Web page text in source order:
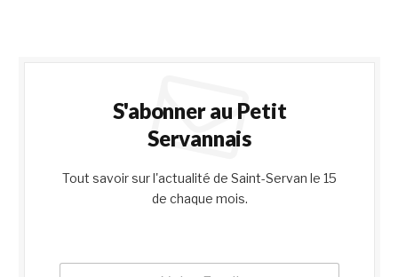
S'abonner au Petit
Servannais
Tout savoir sur l'actualité de Saint-Servan le 15
de chaque mois.
E